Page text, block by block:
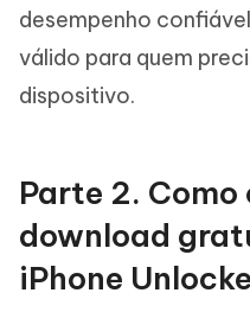
desempenho
válido para quem
dispositivo.
Parte 2. Como
download
iPhone